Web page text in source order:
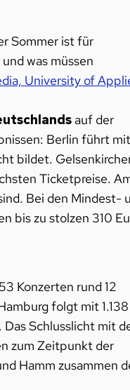
Sommer ist für
was müssen
University of
auf der
Berlin führt mit
bildet.
Ticketpreise.
Bei den Mindest-
bis zu stolzen 310
Konzerten rund 12
folgt mit 1.138
Schlusslicht mit
zum Zeitpunkt der
Hamm zusammen